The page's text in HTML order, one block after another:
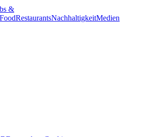
&
FoodRestaurantsNachhaltigkeitMedien